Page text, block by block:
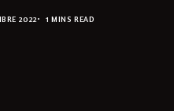
2022 1 MINS READ